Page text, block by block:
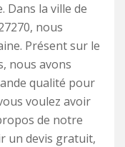
Dans la ville de
nous
Présent sur le
nous avons
qualité pour
voulez avoir
de notre
un devis gratuit,